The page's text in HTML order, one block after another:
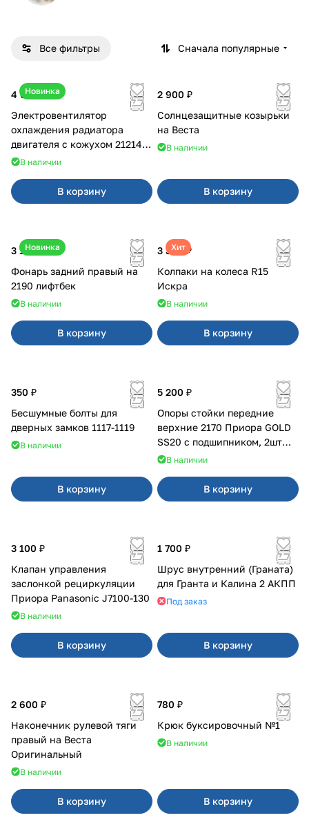
Все фильтры Сначала популярные
Новинка
4 600 ₽
Электровентилятор
охлаждения радиатора
двигателя с кожухом 21214
2121-21213 ВАЛЕЕ 95
В наличии
В корзину
2 900 ₽
Солнцезащитные козырьки
на Веста
В наличии
В корзину
Новинка
3 100 ₽
Фонарь задний правый на
2190 лифтбек
В наличии
В корзину
Хит
3 380 ₽
Колпаки на колеса R15
Искра
В наличии
В корзину
350 ₽
Бесшумные болты для
дверных замков 1117-1119
В наличии
В корзину
5 200 ₽
Опоры стойки передние
верхние 2170 Приора GOLD
SS20 с подшипником, 2шт
10116
В наличии
В корзину
3 100 ₽
Клапан управления
заслонкой рециркуляции
Приора Panasonic J7100-130
В наличии
В корзину
1 700 ₽
Шрус внутренний (Граната)
для Гранта и Калина 2 АКПП
Под заказ
В корзину
2 600 ₽
Наконечник рулевой тяги
правый на Веста
Оригинальный
В наличии
В корзину
780 ₽
Крюк буксировочный №1
В наличии
В корзину